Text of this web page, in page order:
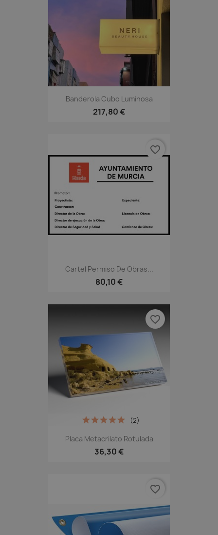
Banderola Cubo Luminosa
217,80 €
Cartel Permiso De Obras...
80,10 €
favorite_border
Placa Metacrilato Rotulada
36,30 €
(2)
favorite_border
favorite_border